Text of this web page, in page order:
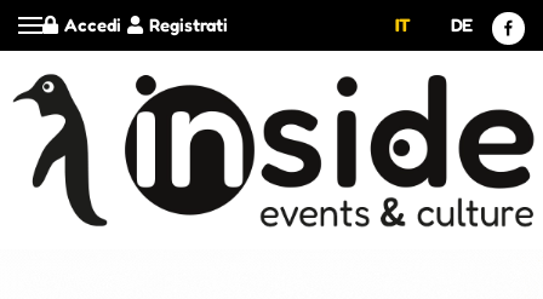
Registrati
Accedi IT DE